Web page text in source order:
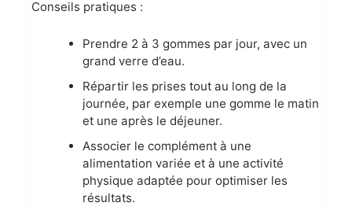
Conseils pratiques :
Prendre 2 à 3 gommes par jour, avec un
grand verre d’eau.
Répartir les prises tout au long de la
journée, par exemple une gomme le matin
et une après le déjeuner.
Associer le complément à une
alimentation variée et à une activité
physique adaptée pour optimiser les
résultats.